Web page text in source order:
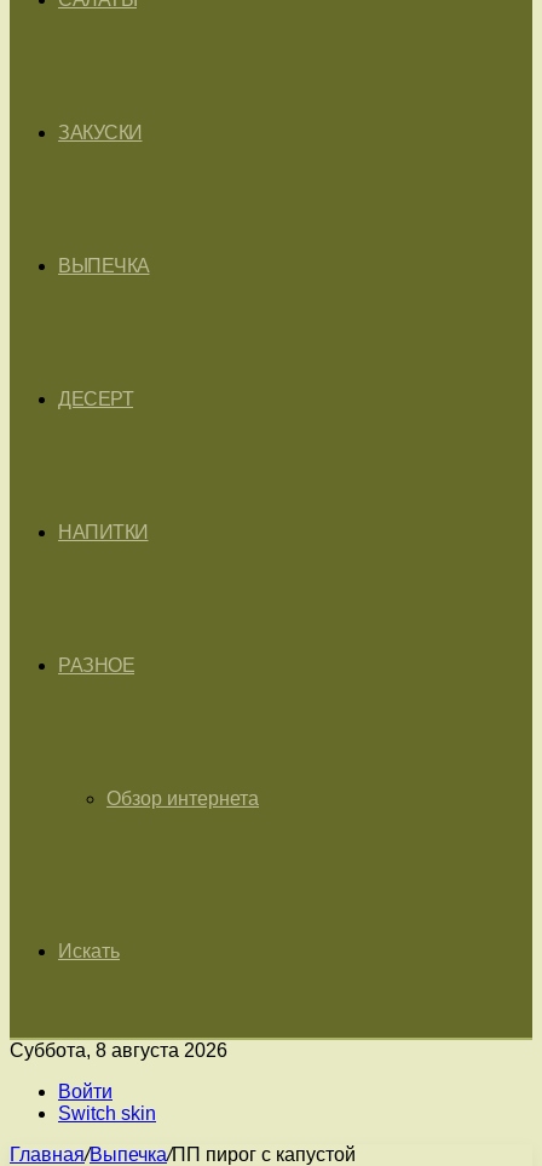
ЗАКУСКИ
ВЫПЕЧКА
ДЕСЕРТ
НАПИТКИ
РАЗНОЕ
Обзор интернета
Искать
Суббота, 8 августа 2026
Войти
Switch skin
Главная/Выпечка/ПП пирог с капустой